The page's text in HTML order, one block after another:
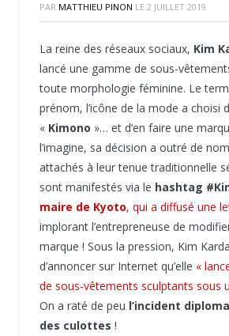
PAR MATTHIEU PINON LE 2 JUILLET 2019
La reine des réseaux sociaux, Kim
lancé une gamme de sous-
toute morphologie féminine. Le
prénom, l’icône de la mode a choisi
« Kimono »… et d’en faire une
l’imagine, sa décision a outré de
attachés à leur tenue traditionnelle
sont manifestés via le hashtag
maire de Kyoto, qui a diffusé une
implorant l’entrepreneuse de
marque ! Sous la pression, Kim
d’annoncer sur Internet qu’elle «
de sous-vêtements sculptants sous
On a raté de peu l’incident
des culottes !